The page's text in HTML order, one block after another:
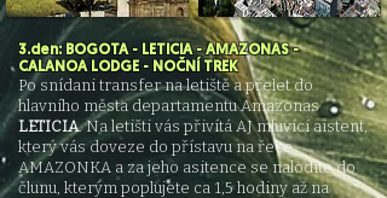
3.den: BOGOTA - LETICIA - AMAZONAS -
CALANOA LODGE - NOČNÍ TREK
Po snídani transfer na letiště a přelet do
hlavního města departamentu Amazonas
LETICIA. Na letišti vás přivítá AJ mluvící aistent,
který vás doveze do přístavu na řece
AMAZONKA a za jeho asitence se nalodíte do
člunu, kterým poplujete ca 1,5 hodiny až na